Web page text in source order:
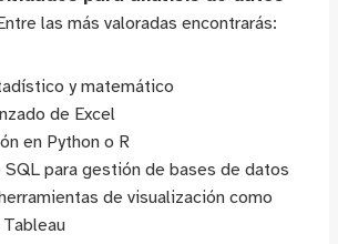
las más valoradas encontrarás:
y matemático
de Excel
en Python o R
SQL para gestión de bases de datos
de visualización como